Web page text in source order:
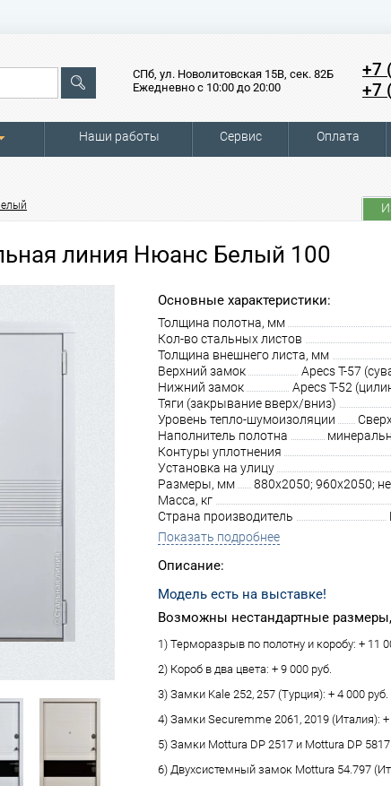
СПб, ул. Новолитовская 15В, сек. 82Б
Ежедневно с 10:00 до 20:00
+7
+7
Наши работы Сервис Оплата
линия Нюанс Белый 100
Основные характеристики:
Толщина полотна, мм
Кол-во стальных листов
Толщина внешнего листа, мм
Верхний замок
Apecs T-57
Нижний замок
Apecs T-52
Тяги (закрывание вверх/вниз)
Уровень тепло-шумоизоляции
Наполнитель полотна
Контуры уплотнения
Установка на улицу
Размеры, мм
880х2050; 960х2050;
Масса, кг
Страна производитель
Показать подробнее
Описание:
Модель есть на выставке!
Возможны нестандартные
1) Терморазрыв по полотну и коробу: + 11
2) Короб в два цвета: + 9 000 руб.
3) Замки Kale 252, 257 (Турция): + 4 000 руб.
4) Замки Securemme 2061, 2019 (Италия): +
5) Замки Mottura DP 2517 и Mottura DP
6) Двухсистемный замок Mottura 54.797